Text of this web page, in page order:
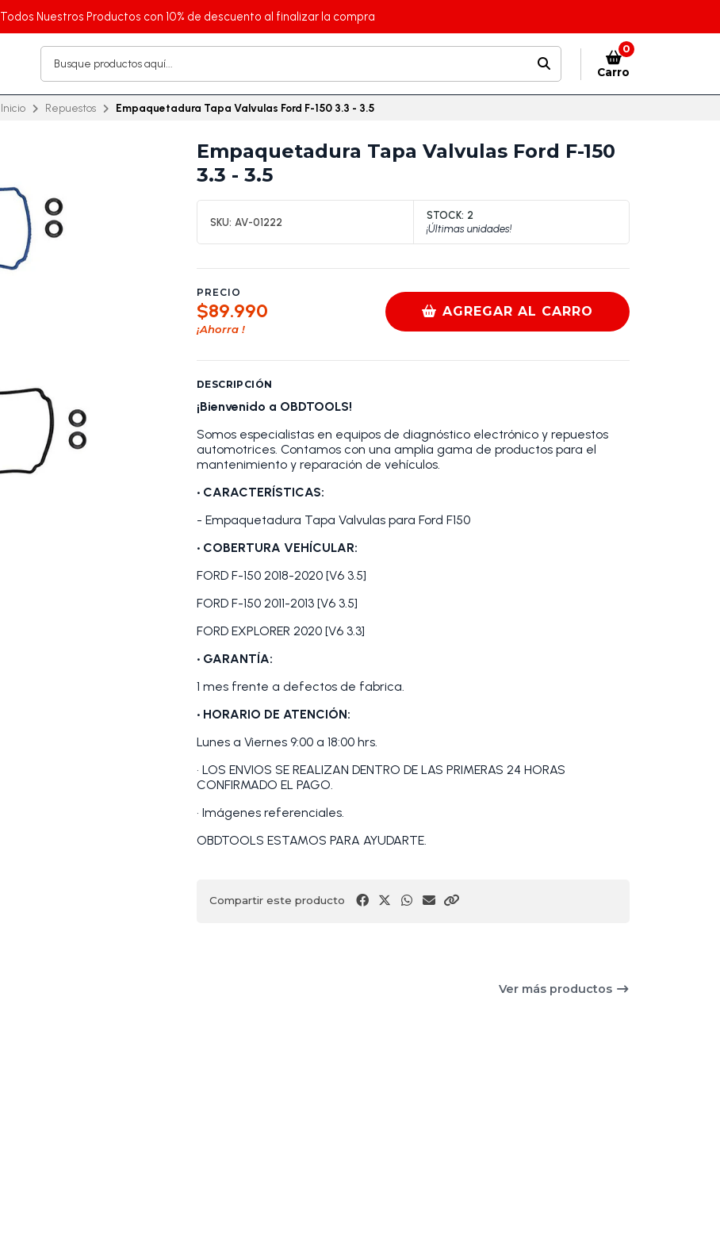
Todos Nuestros Productos con 10% de descuento al finalizar la compra
0
Carro
Inicio Repuestos Empaquetadura Tapa Valvulas Ford F-150 3.3 - 3.5
Empaquetadura Tapa Valvulas Ford F-150
3.3 - 3.5
SKU: AV-01222
STOCK: 2
¡Últimas unidades!
PRECIO
$89.990
¡Ahorra !
AGREGAR AL CARRO
DESCRIPCIÓN
¡Bienvenido a OBDTOOLS!
Somos especialistas en equipos de diagnóstico electrónico y repuestos
automotrices. Contamos con una amplia gama de productos para el
mantenimiento y reparación de vehículos.
• CARACTERÍSTICAS:
- Empaquetadura Tapa Valvulas para Ford F150
• COBERTURA VEHÍCULAR:
FORD F-150 2018-2020 [V6 3.5]
FORD F-150 2011-2013 [V6 3.5]
FORD EXPLORER 2020 [V6 3.3]
• GARANTÍA:
1 mes frente a defectos de fabrica.
• HORARIO DE ATENCIÓN:
Lunes a Viernes 9:00 a 18:00 hrs.
• LOS ENVIOS SE REALIZAN DENTRO DE LAS PRIMERAS 24 HORAS
CONFIRMADO EL PAGO.
• Imágenes referenciales.
OBDTOOLS ESTAMOS PARA AYUDARTE.
Compartir este producto
Ver más productos